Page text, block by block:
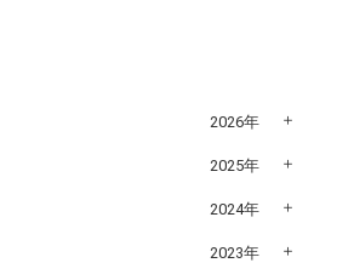
2026年
2025年
2024年
2023年